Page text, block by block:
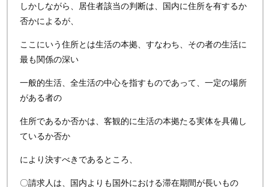
しかしながら、居住者該当の判断は、国内に住所を有するか
否かによるが、
ここにいう住所とは生活の本拠、すなわち、その者の生活に
最も関係の深い
一般的生活、全生活の中心を指すものであって、一定の場所
がある者の
住所であるか否かは、客観的に生活の本拠たる実体を具備し
ているか否か
により決すべきであるところ、
〇請求人は、国内よりも国外における滞在期間が長いもの